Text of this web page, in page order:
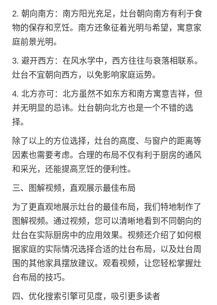
2. 朝向南方：南方阳光充足，灶台朝向南方有利于食
物的保存和烹饪。南方还象征着光明与希望，寓意家
庭前景光明。
3. 避开西方：在风水学中，西方往往与衰落相联系。
灶台不宜朝向西方，以免影响家庭运势。
4. 北方亦可：北方虽然不如东方和南方寓意吉祥，但
并无明显的忌讳。灶台朝向北方也是一个不错的选
择。
除了以上的方位选择，灶台的高度、与窗户的距离等
因素也需要考虑。合理的布局不仅有利于厨房的通风
和采光，还能提高烹饪的便利性。
三、图解视频，直观展示最佳布局
为了更直观地展示灶台的最佳布局，我们特地制作了
图解视频。通过视频，您可以清晰地看到不同朝向的
灶台在实际厨房中的应用效果。视频还介绍了如何根
据家庭的实际情况选择合适的灶台布局，以及灶台周
围的其他家具摆放建议。观看视频，让您轻松掌握灶
台布局的技巧。
四、优化搜索引擎可见度，吸引更多读者